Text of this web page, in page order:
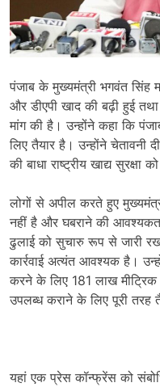
पंजाब के मुख्यमंत्री भगवंत सिंह
और डीएपी खाद की बढ़ी हुई
मांग की है। उन्होंने कहा कि
लिए तैयार है। उन्होंने चेतावनी
की बाधा राष्ट्रीय खाद्य
लोगों से अपील करते हुए
नहीं है और घबराने की
ढुलाई को सुचारु रूप से जारी
कार्रवाई अत्यंत आवश्यक है।
करने के लिए 181 लाख
उपलब्ध कराने के लिए पूरी तरह
यहां एक प्रेस कॉन्फ्रेंस को